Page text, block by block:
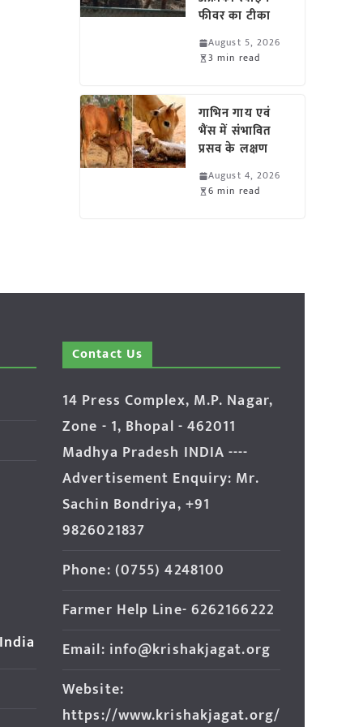
फीवर का टीका
August 5, 2026
3 min read
गाभिन गाय एवं
भैंस में संभावित
प्रसव के लक्षण
August 4, 2026
6 min read
Contact Us
14 Press Complex, M.P. Nagar,
Zone - 1, Bhopal - 462011
Madhya Pradesh INDIA ----
Advertisement Enquiry: Mr.
Sachin Bondriya, +91
9826021837
Phone: (0755) 4248100
Farmer Help Line- 6262166222
Email: info@krishakjagat.org
Website:
https://www.krishakjagat.org/